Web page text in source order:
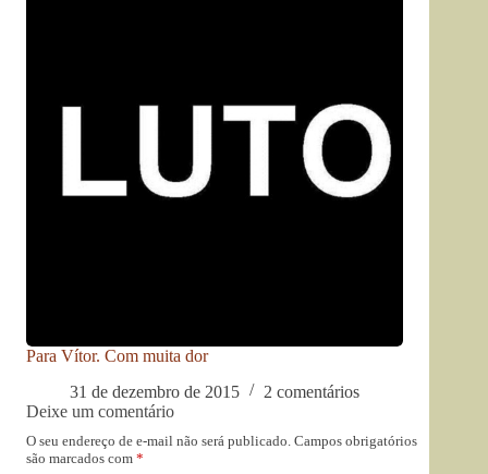
Para Vítor. Com muita dor
31 de dezembro de 2015
2 comentários
Deixe um comentário
O seu endereço de e-mail não será publicado. Campos obrigatórios
são marcados com *